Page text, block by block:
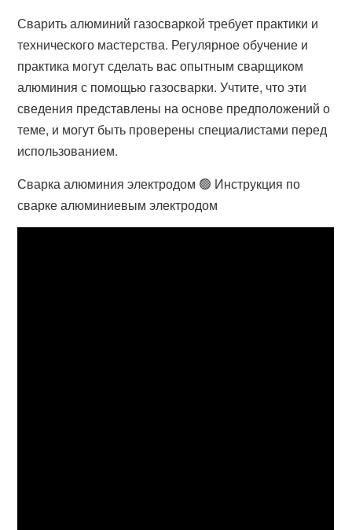
Сварить алюминий газосваркой требует практики и
технического мастерства. Регулярное обучение и
практика могут сделать вас опытным сварщиком
алюминия с помощью газосварки. Учтите, что эти
сведения представлены на основе предположений о
теме, и могут быть проверены специалистами перед
использованием.
Сварка алюминия электродом 🟢 Инструкция по
сварке алюминиевым электродом